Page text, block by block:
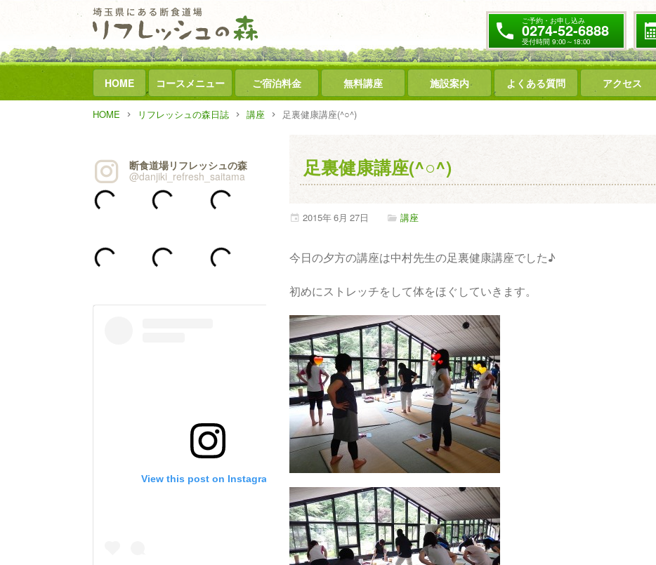
ご予約・お申し込み
0274-52-6888
受付時間 9:00～18:00
HOME コースメニュー ご宿泊料金 無料講座 施設案内 よくある質問 アクセス
HOME リフレッシュの森日誌 講座 足裏健康講座(^○^)
足裏健康講座(^○^)
2015年6月 27日 講座
今日の夕方の講座は中村先生の足裏健康講座でした♪
初めにストレッチをして体をほぐしていきます。
断食道場リフレッシュの森
@danjiki_refresh_saitama
View this post on Instagram